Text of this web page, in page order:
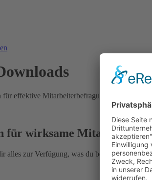
für wirksame
alles zur Verfügung, was du benötigst, um